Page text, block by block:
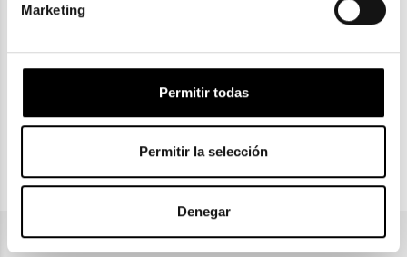
Marketing
Permitir todas
Permitir la selección
Denegar
CLICK & COLLECT
PAGO SEGURO